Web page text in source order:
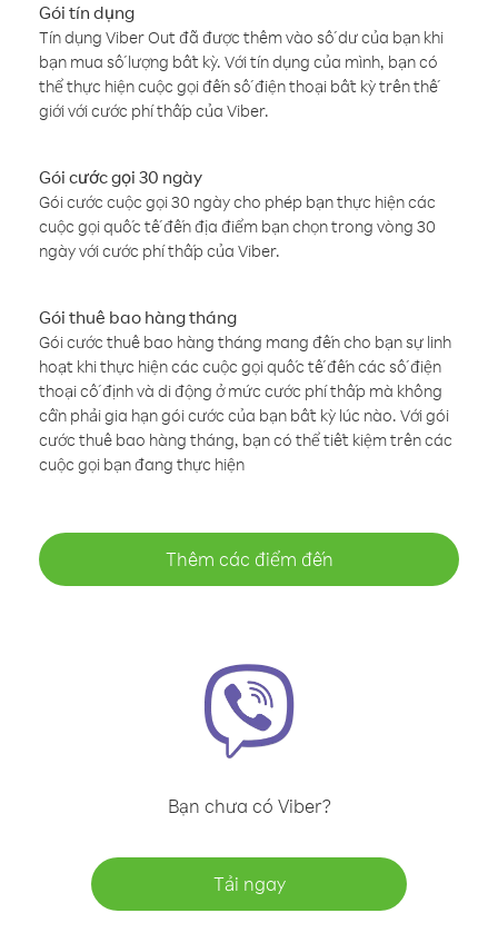
Gói tín dụng
Tín dụng Viber Out đã được thêm vào số dư của bạn khi
bạn mua số lượng bất kỳ. Với tín dụng của mình, bạn có
thể thực hiện cuộc gọi đến số điện thoại bất kỳ trên thế
giới với cước phí thấp của Viber.
Gói cước gọi 30 ngày
Gói cước cuộc gọi 30 ngày cho phép bạn thực hiện các
cuộc gọi quốc tế đến địa điểm bạn chọn trong vòng 30
ngày với cước phí thấp của Viber.
Gói thuê bao hàng tháng
Gói cước thuê bao hàng tháng mang đến cho bạn sự linh
hoạt khi thực hiện các cuộc gọi quốc tế đến các số điện
thoại cố định và di động ở mức cước phí thấp mà không
cần phải gia hạn gói cước của bạn bất kỳ lúc nào. Với gói
cước thuê bao hàng tháng, bạn có thể tiết kiệm trên các
cuộc gọi bạn đang thực hiện
Thêm các điểm đến
Bạn chưa có Viber?
Tải ngay